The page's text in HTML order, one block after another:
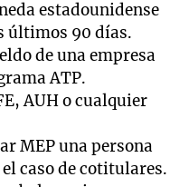
estadounidense
últimos 90 días.
de una empresa
ATP.
AUH o cualquier
MEP una persona
caso de cotitulares.